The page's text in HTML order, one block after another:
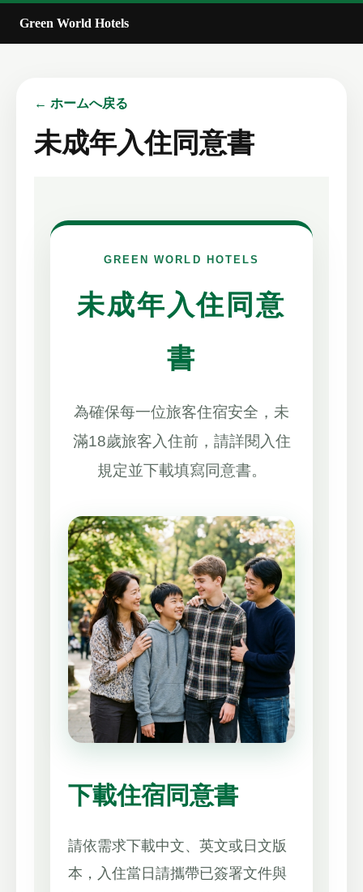
Green World Hotels
← ホームへ戻る
未成年入住同意書
GREEN WORLD HOTELS
未成年入住同意
書
為確保每一位旅客住宿安全，未
滿18歲旅客入住前，請詳閱入住
規定並下載填寫同意書。
下載住宿同意書
請依需求下載中文、英文或日文版
本，入住當日請攜帶已簽署文件與